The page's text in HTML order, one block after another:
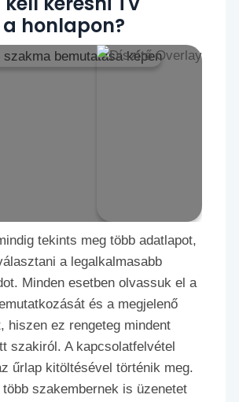
honlapon?
tekints meg több adatlapot,
a legalkalmasabb
Minden esetben olvassuk el a
és a megjelenő
hiszen ez rengeteg mindent
szakiról. A kapcsolatfelvétel
űrlap kitöltésével történik meg.
szakembernek is üzenetet